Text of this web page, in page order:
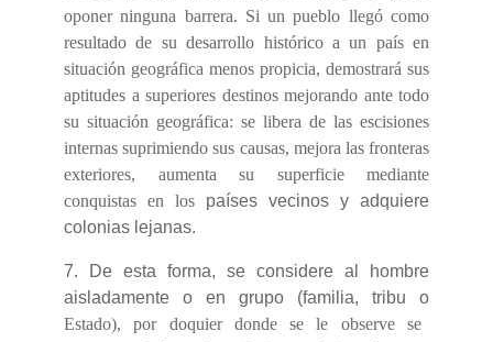
oponer ninguna barrera. Si un pueblo llegó como
resultado de su desarrollo histórico a un país en
situación geográfica menos propicia, demostrará sus
aptitudes a superiores destinos mejorando ante todo
su situación geográfica: se libera de las escisiones
internas suprimiendo sus causas, mejora las fronteras
exteriores, aumenta su superficie mediante
conquistas en los países vecinos y adquiere
colonias lejanas.
7. De esta forma, se considere al hombre
aisladamente o en grupo (familia, tribu o
Estado), por doquier donde se le observe se